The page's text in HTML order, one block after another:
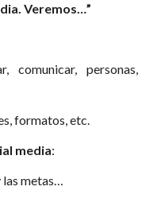
Veremos…”
comunicar, personas,
formatos, etc.
media:
metas…